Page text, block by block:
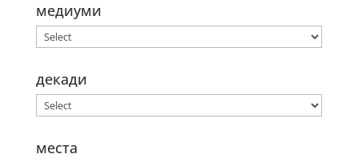
медиуми
декади
места